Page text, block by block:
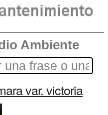
Ambiente
var. victoria